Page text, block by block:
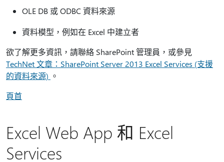
OLE DB 或 ODBC 資料來源
資料模型，例如在 Excel 中建立者
欲了解更多資訊，請聯絡 SharePoint 管理員，或參見
TechNet 文章：SharePoint Server 2013 Excel Services (支援
的資料來源) 。
頁首
Excel Web App 和 Excel
Services